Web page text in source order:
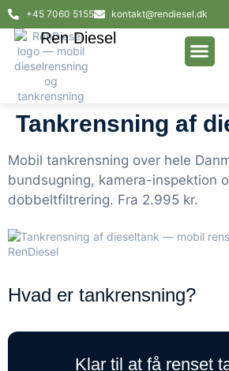
+45 7060 5155 kontakt@rendiesel.dk
Ren Diesel
Tankrensning af
Mobil tankrensning over hele
bundsugning, kamera-inspektion
dobbeltfiltrering. Fra 2.995 kr.
Hvad er tankrensning?
Klar til at få renset